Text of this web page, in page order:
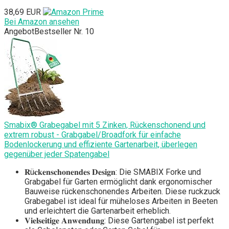
38,69 EUR
Bei Amazon ansehen
AngebotBestseller Nr. 10
Smabix® Grabegabel mit 5 Zinken, Rückenschonend und
extrem robust - Grabgabel/Broadfork für einfache
Bodenlockerung und effiziente Gartenarbeit, überlegen
gegenüber jeder Spatengabel
𝐑ü𝐜𝐤𝐞𝐧𝐬𝐜𝐡𝐨𝐧𝐞𝐧𝐝𝐞𝐬 𝐃𝐞𝐬𝐢𝐠𝐧: Die SMABIX Forke und
Grabgabel für Garten ermöglicht dank ergonomischer
Bauweise rückenschonendes Arbeiten. Diese ruckzuck
Grabegabel ist ideal für müheloses Arbeiten in Beeten
und erleichtert die Gartenarbeit erheblich.
𝐕𝐢𝐞𝐥𝐬𝐞𝐢𝐭𝐢𝐠𝐞 𝐀𝐧𝐰𝐞𝐧𝐝𝐮𝐧𝐠: Diese Gartengabel ist perfekt